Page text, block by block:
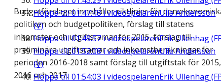
Hoppa till01:47:48i videospelarenUlla Andersson
(V)
Hoppa till01:49:57i videospelarenErik Ullenhag
Hoppa till01:52:08i videospelarenUlla Andersson
(V)
Hoppa till 01:54:03 i videospelarenErik Ullenhag
Budgetförslaget innehåller riktlinjer för den
politiken och budgetpolitiken, förslag till statens
inkomster och utgiftsramar för 2015, förslag till
preliminära utgiftsramar och inkomstberäkningar för
perioden 2016-2018 samt förslag till utgiftstak för 2015,
2016 och 2017.